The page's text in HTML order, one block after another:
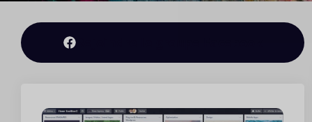
Rédaction
Rejoindre le groupe Facebook